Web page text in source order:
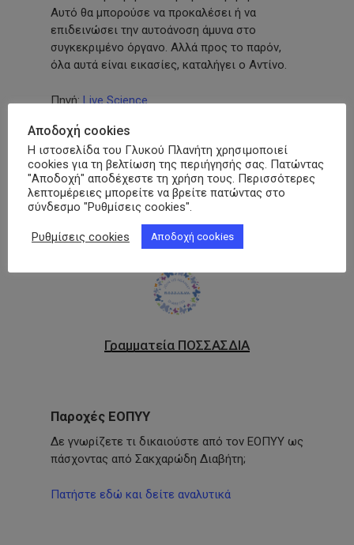
Αυτό θα μπορούσε να προκαλέσει ή να
επιδεινώσει την αυτοάνοση άμυνα στο
συγκεκριμένο όργανο. Αλλά προς το παρόν,
όλα αυτά είναι εικασίες, καταλήγει ο Αντίνο.
Πηγή: Live Science
Facebook
Messenger
Twitter
ViberLinkedIn
Email
Print
Link
Γραμματεία ΠΟΣΣΑΣΔΙΑ
Παροχές ΕΟΠΥΥ
Δε γνωρίζετε τι δικαιούστε από τον ΕΟΠΥΥ ως
πάσχοντας από Σακχαρώδη Διαβήτη;
Πατήστε εδώ και δείτε αναλυτικά
Αποδοχή cookies
Η ιστοσελίδα του Γλυκού Πλανήτη χρησιμοποιεί
cookies για τη βελτίωση της περιήγησής σας. Πατώντας
"Αποδοχή" αποδέχεστε τη χρήση τους. Περισσότερες
λεπτομέρειες μπορείτε να βρείτε πατώντας στο
σύνδεσμο "Ρυθμίσεις cookies".
Ρυθμίσεις cookies Αποδοχή cookies